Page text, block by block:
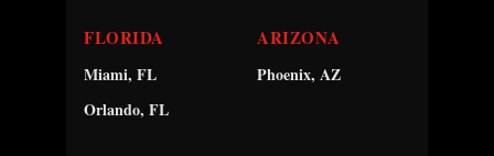
FLORIDA
Miami, FL
Orlando, FL
ARIZONA
Phoenix, AZ